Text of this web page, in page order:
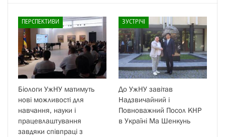
ПЕРСПЕКТИВИ
Біологи УжНУ матимуть
нові можливості для
навчання, науки і
працевлаштування
завдяки співпраці з
ЗУСТРІЧІ
До УжНУ завітав
Надзвичайний і
Повноважний Посол КНР
в Україні Ма Шенкунь